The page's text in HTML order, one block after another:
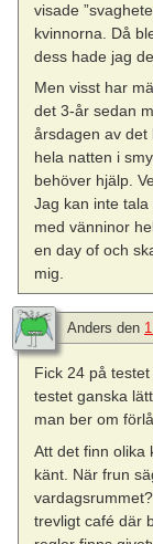
visade
kvinnorna. Då
dess hade jag
Men visst har
det 3-år sedan
årsdagen av det
hela natten i
behöver hjälp.
Jag kan inte
med vänninor
en day of och
mig.
Anders den
Fick 24 på
testet ganska
man ber om
Att det finn olika
känt. När frun
trevligt café där